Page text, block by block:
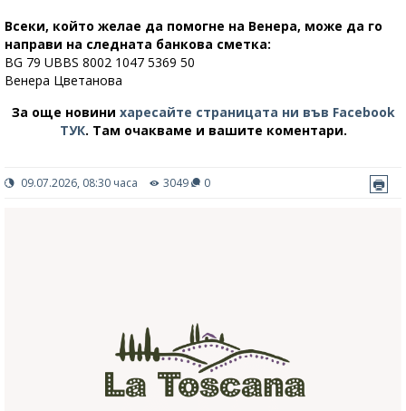
Всеки, който желае да помогне на Венера, може да го
направи на следната банкова сметка:
BG 79 UBBS 8002 1047 5369 50
Венера Цветанова
За още новини харесайте страницата ни във Facebook
ТУК. Там очакваме и вашите коментари.
09.07.2026, 08:30 часа 3049 0